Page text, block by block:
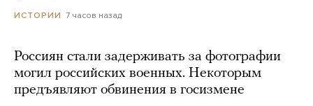
ИСТОРИИ 7 часов назад
Россиян стали задерживать за фотографии
могил российских военных. Некоторым
предъявляют обвинения в госизмене